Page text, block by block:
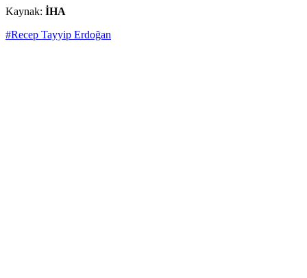
Kaynak: İHA
#Recep Tayyip Erdoğan